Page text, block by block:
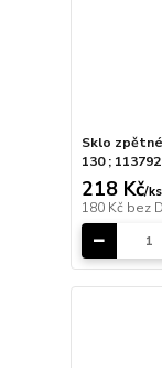
Sklo
130 ;
218 Kč/ks
180 Kč bez